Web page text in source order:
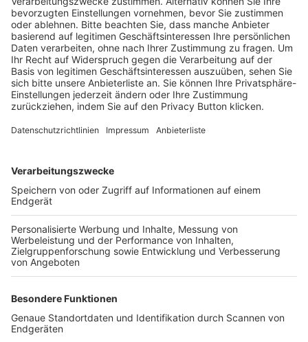
Schulungsangebot Vereinsmitarbeiter
BFV-Geschäftsstellen
Trainerbörse
Login SpielPlus
FOLGE DEM BFV
TOP-VEREINE
TOP-PARTNER